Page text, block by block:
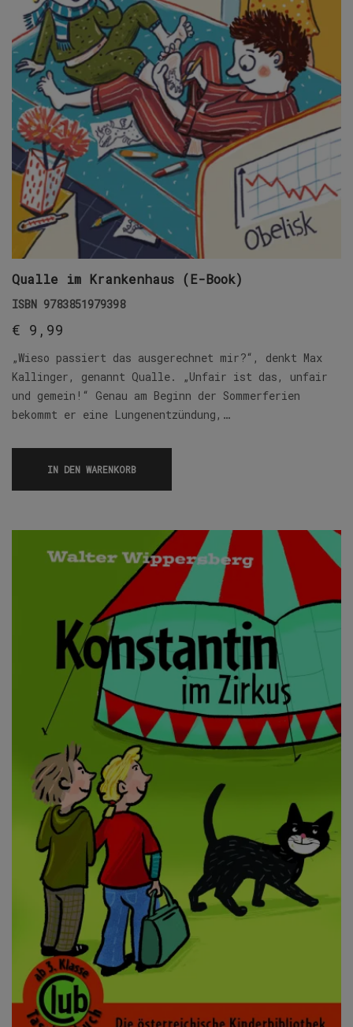
Qualle im Krankenhaus (E-Book)
ISBN 9783851979398
€ 9,99
„Wieso passiert das ausgerechnet mir?“, denkt Max
Kallinger, genannt Qualle. „Unfair ist das, unfair
und gemein!“ Genau am Beginn der Sommerferien
bekommt er eine Lungenentzündung,…
IN DEN WARENKORB